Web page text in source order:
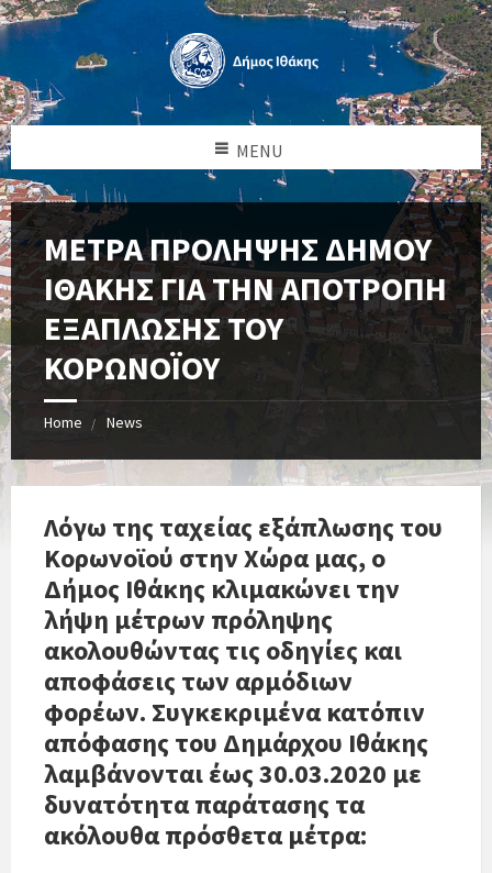
MENU
ΜΕΤΡΑ ΠΡΟΛΗΨΗΣ ΔΗΜΟΥ
ΙΘΑΚΗΣ ΓΙΑ ΤΗΝ ΑΠΟΤΡΟΠΗ
ΕΞΑΠΛΩΣΗΣ ΤΟΥ
ΚΟΡΩΝΟΪΟΥ
Home News
Λόγω της ταχείας εξάπλωσης του
Κορωνοϊού στην Χώρα μας, ο
Δήμος Ιθάκης κλιμακώνει την
λήψη μέτρων πρόληψης
ακολουθώντας τις οδηγίες και
αποφάσεις των αρμόδιων
φορέων. Συγκεκριμένα κατόπιν
απόφασης του Δημάρχου Ιθάκης
λαμβάνονται έως 30.03.2020 με
δυνατότητα παράτασης τα
ακόλουθα πρόσθετα μέτρα: